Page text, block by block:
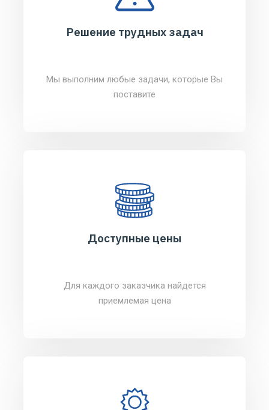
Решение трудных задач
Мы выполним любые задачи, которые Вы
поставите
Доступные цены
Для каждого заказчика найдется
приемлемая цена